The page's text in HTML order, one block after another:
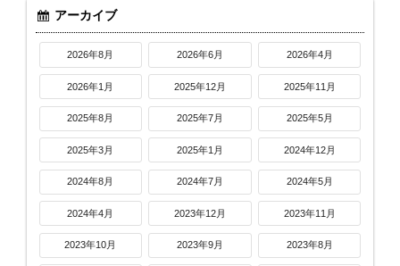
アーカイブ
2026年8月 2026年6月 2026年4月
2026年1月 2025年12月 2025年11月
2025年8月 2025年7月 2025年5月
2025年3月 2025年1月 2024年12月
2024年8月 2024年7月 2024年5月
2024年4月 2023年12月 2023年11月
2023年10月 2023年9月 2023年8月